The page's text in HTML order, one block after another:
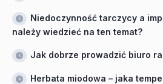
Niedoczynność tarczycy a
należy wiedzieć na ten temat?
Jak dobrze prowadzić biuro
Herbata miodowa – jaka